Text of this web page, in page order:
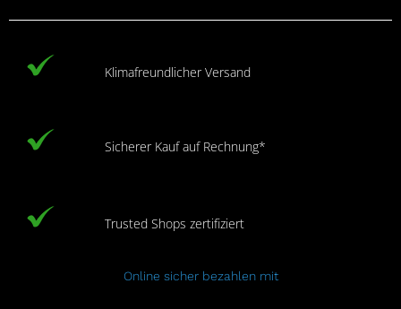
Klimafreundlicher Versand
Sicherer Kauf auf Rechnung*
Trusted Shops zertifiziert
Online sicher bezahlen mit